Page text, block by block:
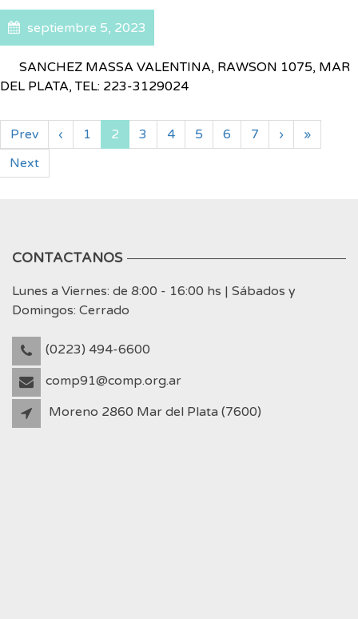
septiembre 5, 2023
SANCHEZ MASSA VALENTINA, RAWSON 1075, MAR
DEL PLATA, TEL: 223-3129024
Prev ‹ 1 2 3 4 5 6 7 ›
»
Next
CONTACTANOS
Lunes a Viernes: de 8:00 - 16:00 hs | Sábados y
Domingos: Cerrado
(0223) 494-6600
comp91@comp.org.ar
Moreno 2860 Mar del Plata (7600)